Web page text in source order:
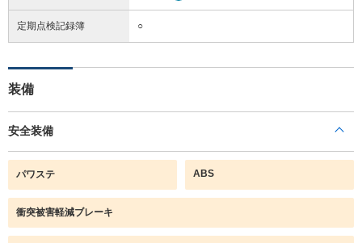
定期点検記録簿 ○
装備
安全装備
パワステ ABS
衝突被害軽減ブレーキ